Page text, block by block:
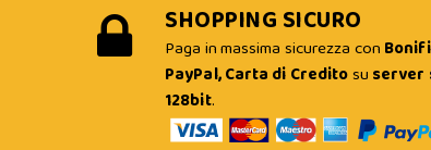
SHOPPING SICURO
Paga in massima sicurezza con
PayPal, Carta di Creditosu server
128bit.